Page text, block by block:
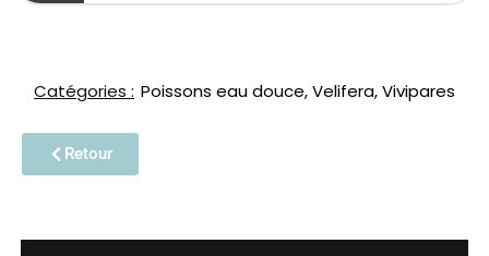
Catégories : Poissons eau douce,Velifera,Vivipares
Retour